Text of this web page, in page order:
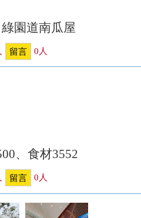
園道南瓜屋
留言 0 人
、食材3552
留言 0 人